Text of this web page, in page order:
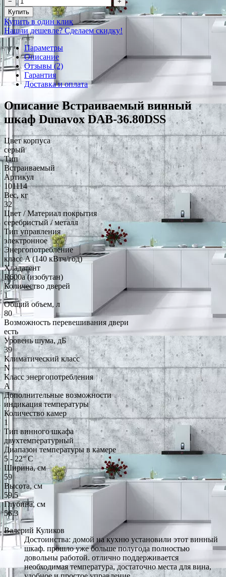
Купить
Купить в один клик
Нашли дешевле? Сделаем скидку!
Параметры
Описание
Отзывы (2)
Гарантия
Доставка и оплата
Описание Встраиваемый винный
шкаф Dunavox DAB-36.80DSS
Цвет корпуса
серый
Тип
Встраиваемый
Артикул
101114
Вес, кг
32
Цвет / Материал покрытия
серебристый / металл
Тип управления
электронное
Энергопотребление
класс A (140 кВтч/год)
Хладагент
R600a (изобутан)
Количество дверей
1
Общий объем, л
80
Возможность перевешивания двери
есть
Уровень шума, дБ
39
Климатический класс
N
Класс энергопотребления
A
Дополнительные возможности
индикация температуры
Количество камер
1
Тип винного шкафа
двухтемпературный
Диапазон температуры в камере
5 - 22° С
Ширина, см
59
Высота, см
59.5
Глубина, см
56.3
Валерий Куликов
Достоинства: домой на кухню установили этот винный
шкаф. прошло уже больше полугода полностью
довольны работой. отлично поддерживается
необходимая температура, достаточно места для вина,